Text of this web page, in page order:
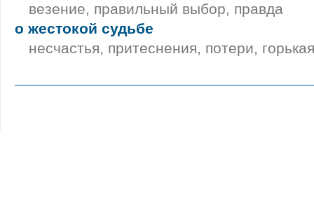
везение, правильный выбор, правда
о жестокой судьбе
несчастья, притеснения, потери,